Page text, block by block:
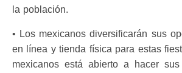
la población.
• Los mexicanos diversificarán sus
en línea y tienda física para estas
mexicanos está abierto a hacer